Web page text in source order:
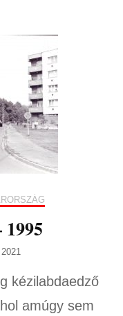
kézilabdaedző
amúgy sem